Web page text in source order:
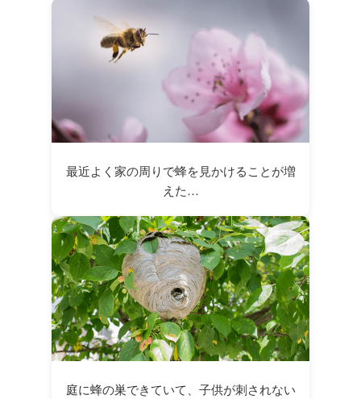
最近よく家の周りで蜂を見かけることが増
えた…
庭に蜂の巣できていて、子供が刺されない